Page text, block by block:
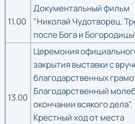
11.00
Документальный фильм
"Николай Чудотворец.
после Бога и
13.00
Церемония
закрытия выставки с
благодарственных
Благодарственный
окончании всякого дела".
Крестный ход от места